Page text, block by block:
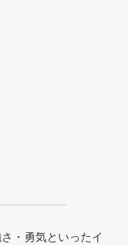
・勇気といったイ